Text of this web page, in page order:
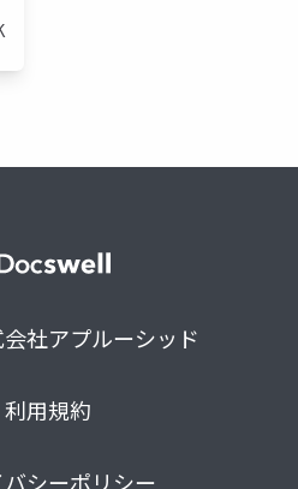
社アプルーシッド
利用規約
シーポリシー